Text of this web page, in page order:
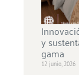
y
gama
12 junio, 2026